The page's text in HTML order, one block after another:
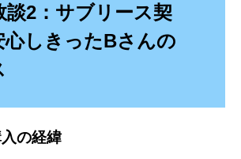
談2：サブリース契
心しきったBさんの
の経緯